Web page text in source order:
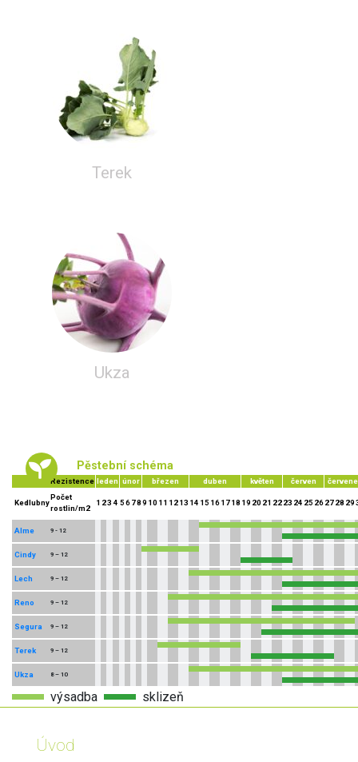
Úvod
Terek
Ukza
Pěstební schéma
Rezistence leden únor březen duben květen červen
Kedlubny
Počet
rostlin/m2
1 23 4 56789 10 11 1213 14 15 161718 19 20 21 2223 24 25 262728 29
Alme 9 - 12
Cindy 9 – 12
Lech 9 – 12
Reno 9 – 12
Segura 9 – 12
Terek 9 – 12
Ukza 8 – 10
výsadba sklizeň